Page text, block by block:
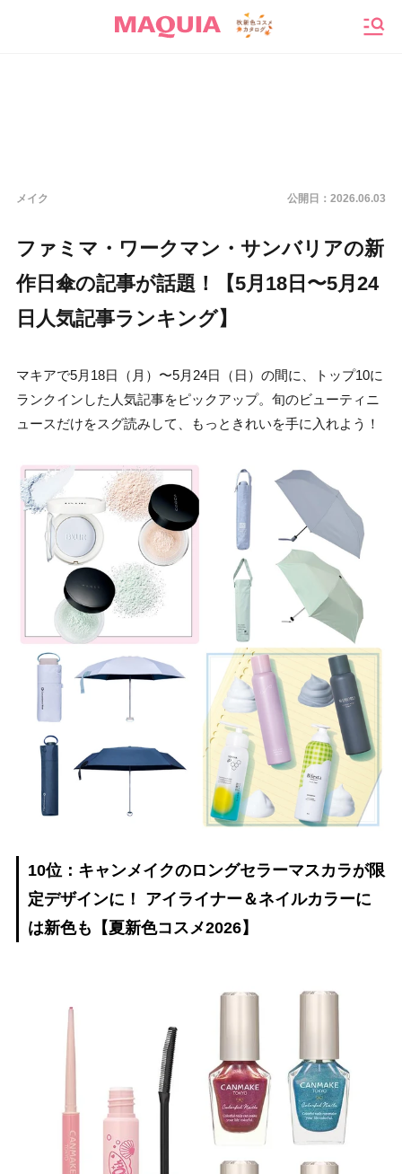
メイク 公開日： 2026.06.03
ファミマ・ワークマン・サンバリアの新
作日傘の記事が話題！【5月18日〜5月24
日人気記事ランキング】
マキアで5月18日（月）〜5月24日（日）の間に、トップ10に
ランクインした人気記事をピックアップ。旬のビューティニ
ュースだけをスグ読みして、もっときれいを手に入れよう！
10位：キャンメイクのロングセラーマスカラが限
定デザインに！ アイライナー＆ネイルカラーに
は新色も【夏新色コスメ2026】